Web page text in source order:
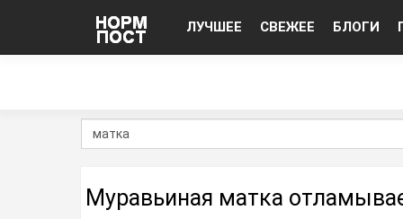
ЛУЧШЕЕ СВЕЖЕЕ БЛОГИ
Муравьиная матка